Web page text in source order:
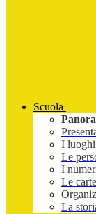
Scuola
I luoghi
Le
I
Le
La